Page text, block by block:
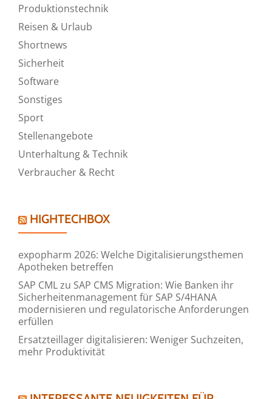
Produktionstechnik
Reisen & Urlaub
Shortnews
Sicherheit
Software
Sonstiges
Sport
Stellenangebote
Unterhaltung & Technik
Verbraucher & Recht
HIGHTECHBOX
expopharm 2026: Welche Digitalisierungsthemen
Apotheken betreffen
SAP CML zu SAP CMS Migration: Wie Banken ihr
Sicherheitenmanagement für SAP S/4HANA
modernisieren und regulatorische Anforderungen
erfüllen
Ersatzteillager digitalisieren: Weniger Suchzeiten,
mehr Produktivität